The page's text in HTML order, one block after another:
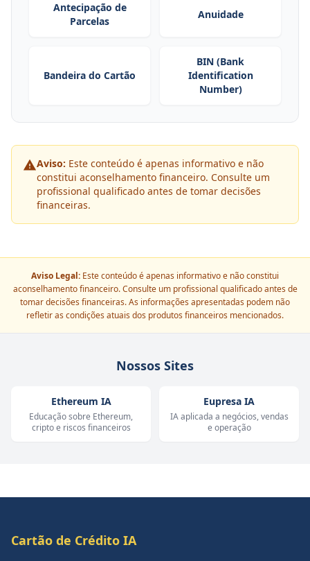
Antecipação de
Parcelas
Anuidade
Bandeira do Cartão
BIN (Bank
Identification
Number)
Aviso: Este conteúdo é apenas informativo e não
constitui aconselhamento financeiro. Consulte um
profissional qualificado antes de tomar decisões
financeiras.
Aviso Legal: Este conteúdo é apenas informativo e não constitui
aconselhamento financeiro. Consulte um profissional qualificado antes de
tomar decisões financeiras. As informações apresentadas podem não
refletir as condições atuais dos produtos financeiros mencionados.
Nossos Sites
Ethereum IA
Educação sobre Ethereum,
cripto e riscos financeiros
Eupresa IA
IA aplicada a negócios, vendas
e operação
Cartão de Crédito IA